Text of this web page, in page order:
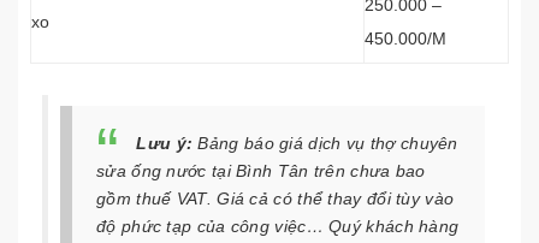
xo
250.000 –
450.000/M
Lưu ý: Bảng báo giá dịch vụ thợ chuyên
sửa ống nước tại Bình Tân trên chưa bao
gồm thuế VAT. Giá cả có thể thay đổi tùy vào
độ phức tạp của công việc… Quý khách hàng